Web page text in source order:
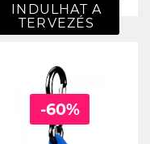
INDULHAT A
TERVEZÉS
-60%